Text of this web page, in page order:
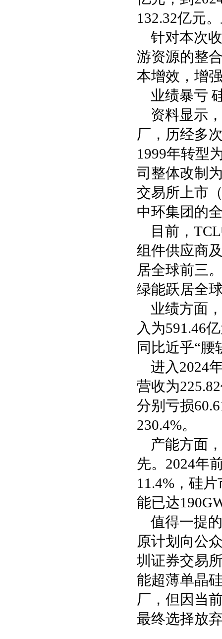
132.32亿元
针对本次
游资源的整
本增效，增
业绩暴亏
资料显示
厂，历经多
1999年转型
司整体改制
交易所上市
中环集团的
目前，
组件供应商
居全球前三
绿能跃居全
业绩方面
入为591.46
同比近乎“腰
进入2024
营收为
分别亏损
230.4%。
产能方面
先。2024年
11.4%，硅
能已达
值得一提
原计划向公
圳证券交易
能超薄单晶
厂，但因当
最终选择放